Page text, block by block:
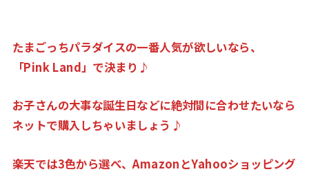
たまごっちパラダイスの一番人気が欲しいなら、
「Pink Land」で決まり♪
お子さんの大事な誕生日などに絶対間に合わせたいなら
ネットで購入しちゃいましょう♪
楽天では3色から選べ、AmazonとYahooショッピング